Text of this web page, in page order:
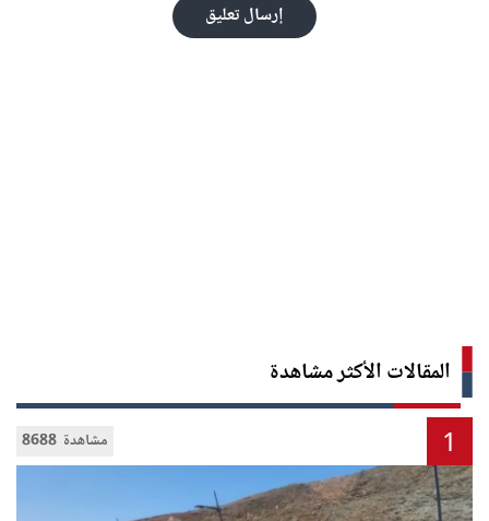
إرسال تعليق
المقالات الأكثر مشاهدة
8688 مشاهدة 1